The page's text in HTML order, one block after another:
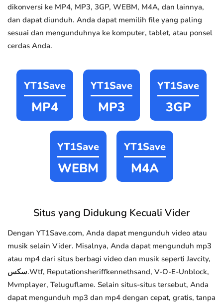
dikonversi ke MP4, MP3, 3GP, WEBM, M4A, dan lainnya,
dan dapat diunduh. Anda dapat memilih file yang paling
sesuai dan mengunduhnya ke komputer, tablet, atau ponsel
cerdas Anda.
YT1Save
MP4
YT1Save
MP3
YT1Save
3GP
YT1Save
WEBM
YT1Save
M4A
Situs yang Didukung Kecuali Vider
Dengan YT1Save.com, Anda dapat mengunduh video atau
musik selain Vider. Misalnya, Anda dapat mengunduh mp3
atau mp4 dari situs berbagi video dan musik seperti Javcity,
سكس.Wtf, Reputationsheriffkennethsand, V-O-E-Unblock,
Mvmplayer, Teluguflame. Selain situs-situs tersebut, Anda
dapat mengunduh mp3 dan mp4 dengan cepat, gratis, tanpa